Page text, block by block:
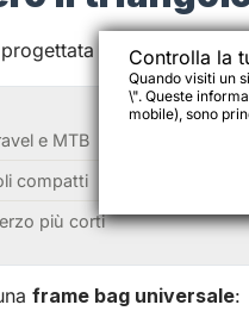
per adattarsi
e MTB
compatti
più corti
frame bag universale:
Controlla la
Quando visiti un
\". Queste
mobile), sono